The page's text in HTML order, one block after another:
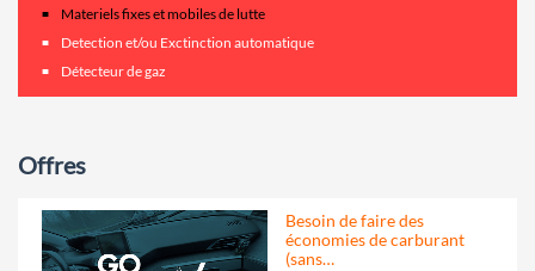
Materiels fixes et mobiles de lutte
Detection et/ou Exctinction automatique
Détecteur de gaz
Offres
Besoin de faire des
économies de carburant
(sans…